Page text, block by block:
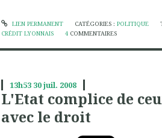
LIEN PERMANENT CATÉGORIES : POLITIQUE
CRÉDIT LYONNAIS
4 COMMENTAIRES
13h53 30juil. 2008
L'Etat complice de
avec le droit